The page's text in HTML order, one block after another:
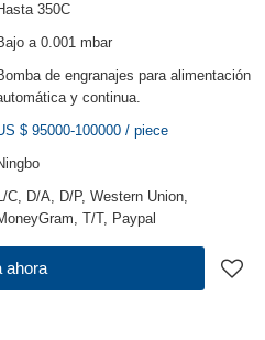
350C
a 0.001 mbar
de engranajes para alimentación
y continua.
$ 95000-100000/ piece
C, D/A, D/P, Western Union,
T/T, Paypal
ahora